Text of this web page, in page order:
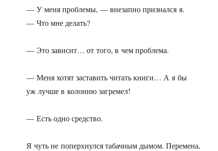
— У меня проблемы, — внезапно признался я.
— Что мне делать?
— Это зависит… от того, в чем проблема.
— Меня хотят заставить читать книги… А я бы
уж лучше в колонию загремел!
— Есть одно средство.
Я чуть не поперхнулся табачным дымом. Перемена,